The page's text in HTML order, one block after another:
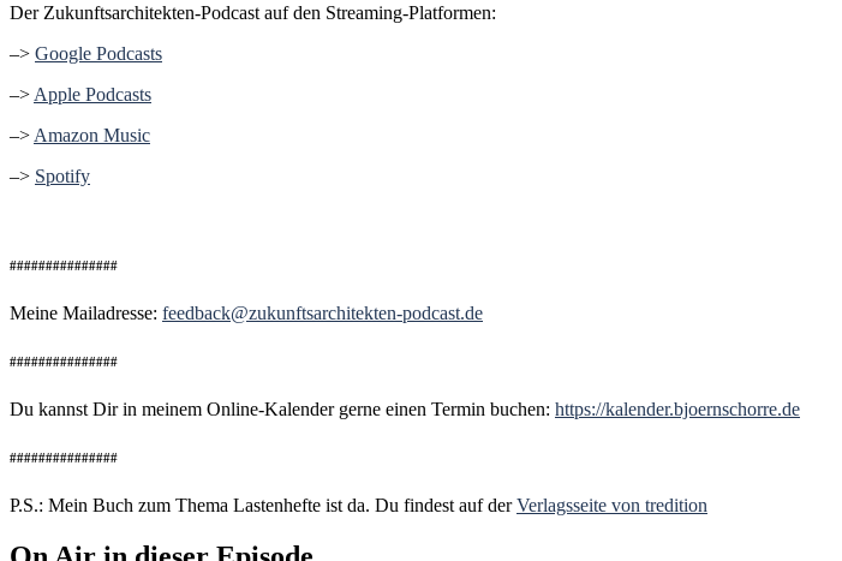
Der Zukunftsarchitekten-Podcast auf den Streaming-Platformen:
–> Google Podcasts
–> Apple Podcasts
–> Amazon Music
–> Spotify
###############
Meine Mailadresse: feedback@zukunftsarchitekten-podcast.de
###############
Du kannst Dir in meinem Online-Kalender gerne einen Termin buchen: https://kalender.bjoernschorre.de
###############
P.S.: Mein Buch zum Thema Lastenhefte ist da. Du findest auf derVerlagsseite von tredition